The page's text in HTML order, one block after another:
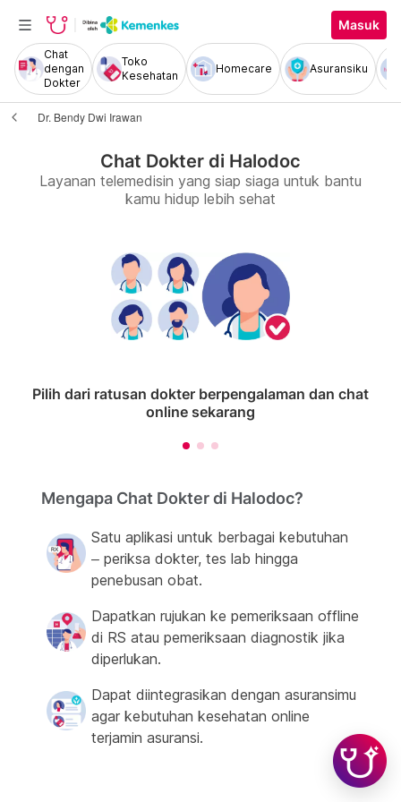
Masuk
Chat
dengan
Dokter
Toko
Kesehatan
Homecare Asuransiku
Dr. Bendy Dwi Irawan
Chat Dokter di Halodoc
Layanan telemedisin yang siap siaga untuk bantu
kamu hidup lebih sehat
Pilih dari ratusan dokter berpengalaman dan chat
online sekarang
Mengapa Chat Dokter di Halodoc?
Satu aplikasi untuk berbagai kebutuhan
– periksa dokter, tes lab hingga
penebusan obat.
Dapatkan rujukan ke pemeriksaan offline
di RS atau pemeriksaan diagnostik jika
diperlukan.
Dapat diintegrasikan dengan asuransimu
agar kebutuhan kesehatan online
terjamin asuransi.